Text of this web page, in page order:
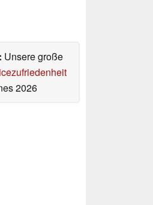
Unsere große
2026